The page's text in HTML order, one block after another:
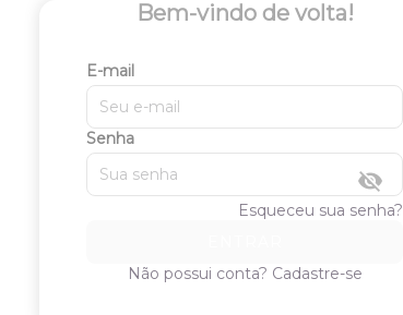
Bem-vindo de volta!
E-mail
Senha
Esqueceu sua senha?
Não possui conta? Cadastre-se